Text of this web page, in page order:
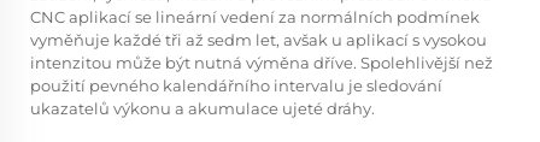
CNC aplikací se lineární vedení za normálních podmínek
vyměňuje každé tři až sedm let, avšak u aplikací s vysokou
intenzitou může být nutná výměna dříve. Spolehlivější než
použití pevného kalendářního intervalu je sledování
ukazatelů výkonu a akumulace ujeté dráhy.